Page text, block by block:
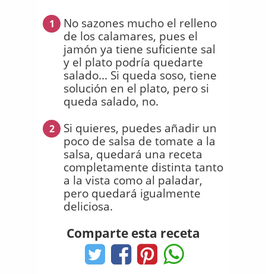
1
No sazones mucho el relleno
de los calamares, pues el
jamón ya tiene suficiente sal
y el plato podría quedarte
salado... Si queda soso, tiene
solución en el plato, pero si
queda salado, no.
2
Si quieres, puedes añadir un
poco de salsa de tomate a la
salsa, quedará una receta
completamente distinta tanto
a la vista como al paladar,
pero quedará igualmente
deliciosa.
Comparte esta receta